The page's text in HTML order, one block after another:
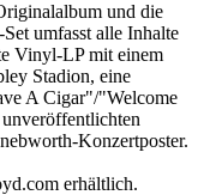
und die
umfasst alle Inhalte
Vinyl-LP mit einem
Stadion, eine
A Cigar"/"Welcome
Konzertposter.
erhältlich.